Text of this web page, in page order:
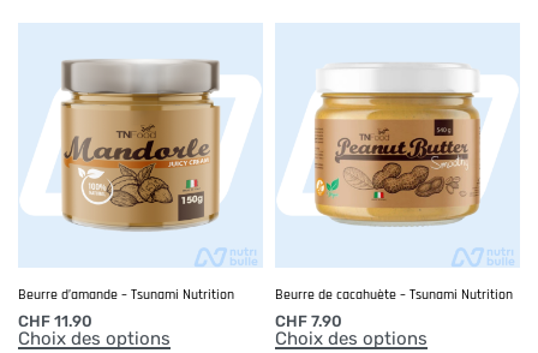
Beurre d’amande – Tsunami Nutrition
CHF 11.90
Choix des options
Beurre de cacahuète – Tsunami Nutrition
CHF 7.90
Choix des options